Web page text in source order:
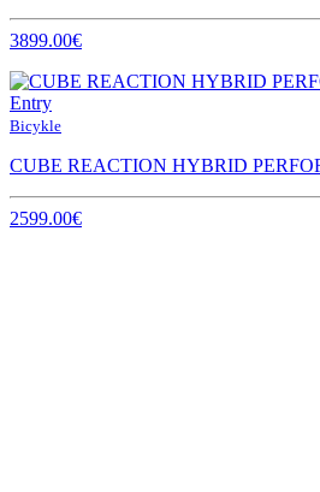
3899.00€
Bicykle
CUBE REACTION HYBRID
2599.00€